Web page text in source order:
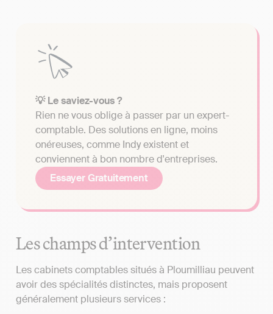
💡 Le saviez-vous ?
Rien ne vous oblige à passer par un expert-
comptable. Des solutions en ligne, moins
onéreuses, comme Indy existent et
conviennent à bon nombre d'entreprises.
Essayer Gratuitement
Les champs d’intervention
Les cabinets comptables situés à Ploumilliau peuvent
avoir des spécialités distinctes, mais proposent
généralement plusieurs services :